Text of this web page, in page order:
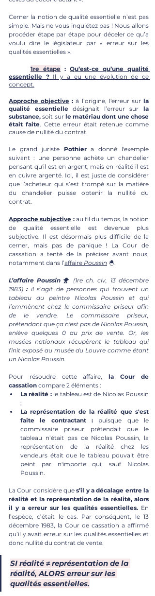
Cerner la notion de qualité essentielle n’est pas
simple. Mais ne vous inquiétez pas ! Nous allons
procéder étape par étape pour déceler ce qu’a
voulu dire le législateur par « erreur sur les
qualités essentielles ».
1re étape : Qu’est-ce qu’une qualité
essentielle ? Il y a eu une évolution de ce
concept.
Approche objective : à l’origine, l'erreur sur la
qualité essentielle désignait l’erreur sur la
substance, soit sur le matériau dont une chose
était faite. Cette erreur était retenue comme
cause de nullité du contrat.
Le grand juriste Pothier a donné l'exemple
suivant : une personne achète un chandelier
pensant qu'il est en argent, mais en réalité il est
en cuivre argenté. Ici, il est juste de considérer
que l’acheteur qui s’est trompé sur la matière
du chandelier puisse obtenir la nullité du
contrat.
Approche subjective : au fil du temps, la notion
de qualité essentielle est devenue plus
subjective. Il est désormais plus difficile de la
cerner, mais pas de panique ! La Cour de
cassation a tenté de la préciser avant nous,
notamment dans l’affaire Poussin 🐣.
L’affaire Poussin🐥 (1re ch. civ, 13 décembre
1983) : il s’agit de personnes qui trouvent un
tableau du peintre Nicolas Poussin et qui
l’emmènent chez le commissaire priseur afin
de le vendre. Le commissaire priseur,
prétendant que ça n'est pas de Nicolas Poussin,
enlève quelques 0 au prix de vente. Or, les
musées nationaux récupèrent le tableau qui
finit exposé au musée du Louvre comme étant
un Nicolas Poussin.
Pour résoudre cette affaire, la Cour de
cassation compare 2 éléments :
La réalité : le tableau est de Nicolas Poussin
;
La représentation de la réalité que s'est
faite le contractant : puisque que le
commissaire priseur prétendait que le
tableau n’était pas de Nicolas Poussin, la
représentation de la réalité chez les
vendeurs était que le tableau pouvait être
peint par n'importe qui, sauf Nicolas
Poussin.
La Cour considère que s’il y a décalage entre la
réalité et la représentation de la réalité, alors
il y a erreur sur les qualités essentielles. En
l’espèce, c’était le cas. Par conséquent, le 13
décembre 1983, la Cour de cassation a affirmé
qu’il y avait erreur sur les qualités essentielles et
donc nullité du contrat de vente.
SI réalité ≠ représentation de la
réalité, ALORS erreur sur les
qualités essentielles.